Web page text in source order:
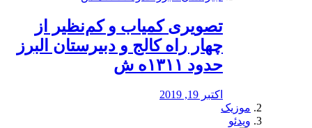
️تصویری کمیاب و کم‌نظیر از
چهار راه كالج و دبيرستان البرز
حدود ۱۳۱۱ه ش
اکتبر 19, 2019
موزیک
ویدئو